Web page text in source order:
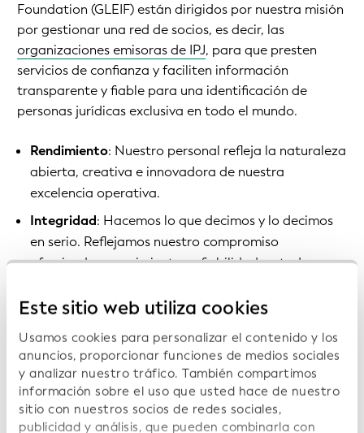
Este sitio web utiliza cookies
Usamos cookies para personalizar el contenido y los
anuncios, proporcionar funciones de medios sociales
y analizar nuestro tráfico. También compartimos
información sobre el uso que usted hace de nuestro
sitio con nuestros socios de redes sociales,
publicidad y análisis, que pueden combinarla con
Foundation (GLEIF) están dirigidos por nuestra misión
por gestionar una red de socios, es decir, las
organizaciones emisoras de IPJ, para que presten
servicios de confianza y faciliten información
transparente y fiable para una identificación de
personas jurídicas exclusiva en todo el mundo.
Rendimiento: Nuestro personal refleja la naturaleza
abierta, creativa e innovadora de nuestra
excelencia operativa.
Integridad: Hacemos lo que decimos y lo decimos
en serio. Reflejamos nuestro compromiso
ofreciendo conocimientos y fiabilidad en toda
Global del IPJ.
Respeto: Tratamos a los clientes, socios, empleados
y compañeros con el mismo respeto con el que
quisiera que le trataran. Asuma que las intenciones
son buenas y en caso de duda, simplemente
pregunte.